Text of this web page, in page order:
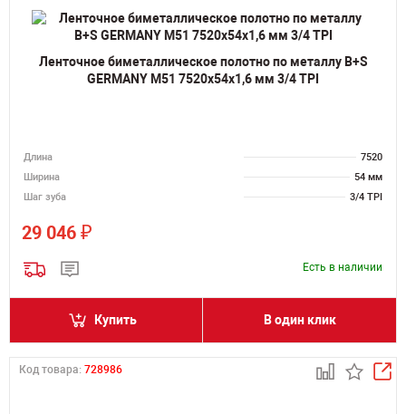
Ленточное биметаллическое полотно по металлу B+S
GERMANY M51 7520х54х1,6 мм 3/4 TPI
Длина
7520
Ширина
54 мм
Шаг зуба
3/4 TPI
29 046 ₽
Есть в наличии
Купить В один клик
Код товара: 728986